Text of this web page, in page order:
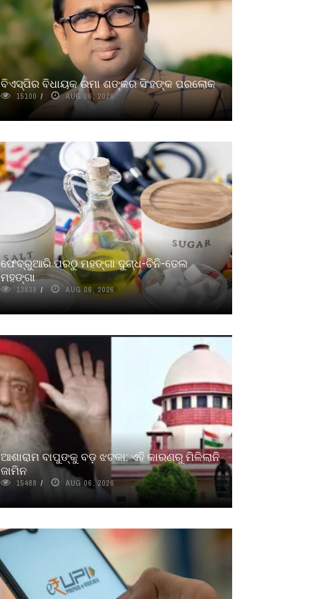
ବିଏସ୍‌ପିର ବିଧାୟକ ଉମା ଶଙ୍କର ସିଂହଙ୍କ ପରଲୋକ
15100 AUG 06, 2026
ଫେବ୍ରୁଆରି ପରଠୁ ମହଙ୍ଗା ଦୁଗ୍ଧ-ଚିନି-ତେଲ
ମହଙ୍ଗା
13838 AUG 06, 2026
ଆଶାରାମ ବାପୁଙ୍କୁ ବଡ଼ ଝଟକା: ଏହି କାରଣରୁ ମିଳିଲାନି
ଜାମିନ
15488 AUG 06, 2026